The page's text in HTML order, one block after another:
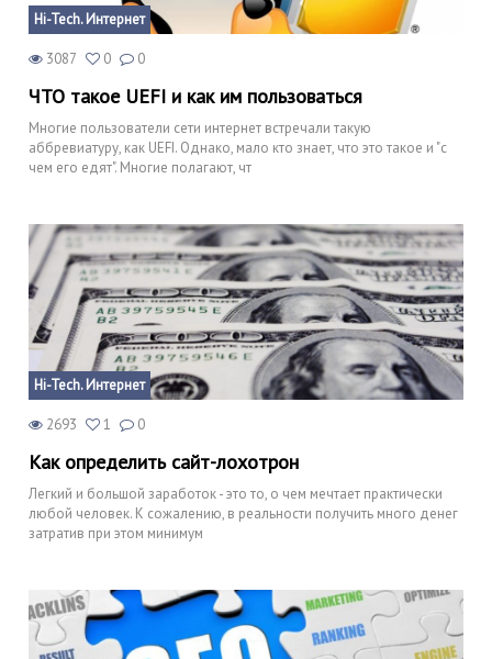
Hi-Tech. Интернет
3087 0 0
ЧТО такое UEFI и как им пользоваться
Многие пользователи сети интернет встречали такую
аббревиатуру, как UEFI. Однако, мало кто знает, что это такое и "с
чем его едят". Многие полагают, чт
Hi-Tech. Интернет
2693 1 0
Как определить сайт-лохотрон
Легкий и большой заработок - это то, о чем мечтает практически
любой человек. К сожалению, в реальности получить много денег
затратив при этом минимум